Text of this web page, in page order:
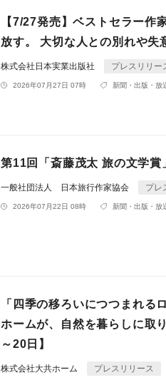
【7/27発売】ベストセラー
放す。 大切な人との別れや失
株式会社日本実業出版社 プレスリリー
2026年07月27日 07時 新聞・出版・放
第11回「斎藤茂太 旅の文学賞
一般社団法人 日本旅行作家協会 プレ
2026年07月22日 08時 新聞・出版・放
「四季の移ろいにつつまれる
ホームが、自然を暮らしに取
～20日】
株式会社大共ホーム プレスリリース